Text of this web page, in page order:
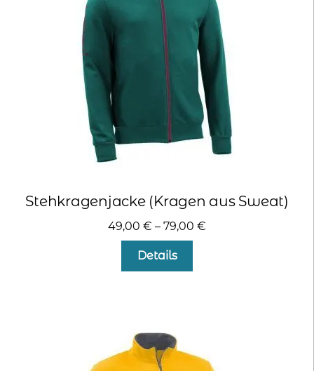
können
auf
der
Produktseite
gewählt
werden
Stehkragenjacke (Kragen aus Sweat)
49,00 € – 79,00 €
Details
Optionen